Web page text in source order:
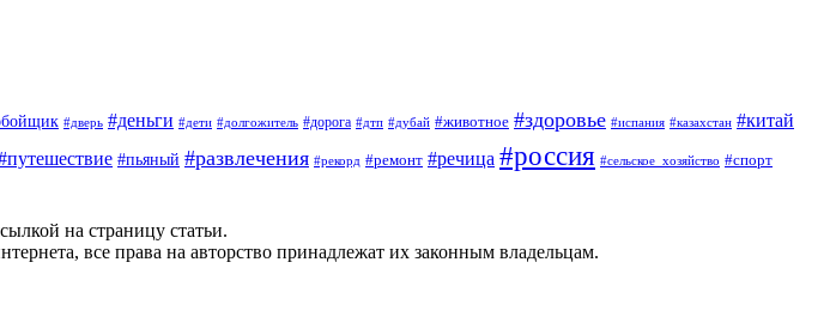
#дверь #деньги #дети #долгожитель #дорога #дтп #дубай #животное #здоровье #испания #казахстан #китай
#пьяный #развлечения #рекорд #ремонт #речица #россия #сельское_хозяйство #спорт
на страницу статьи.
все права на авторство принадлежат их законным владельцам.